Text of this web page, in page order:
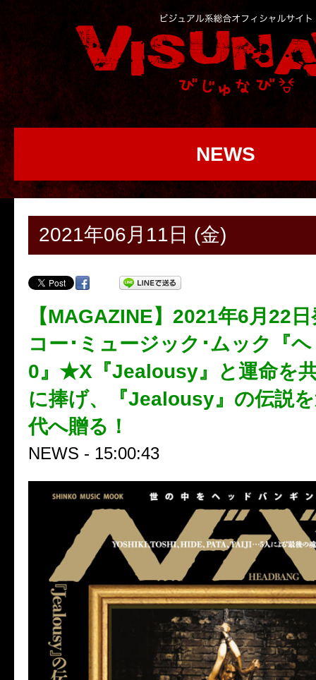
NEWS
2021年06月11日 (金)
【MAGAZINE】2021年6月22
コー･ミュージック･ムック『
0』★X『Jealousy』と運命を
に捧げ、『Jealousy』の伝説
代へ贈る！
NEWS - 15:00:43